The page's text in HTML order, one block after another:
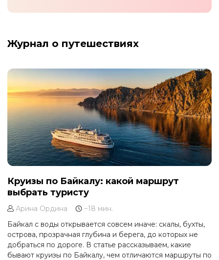
Журнал о путешествиях
Круизы по Байкалу: какой маршрут
выбрать туристу
Арина Ордина
~18 мин.
Байкал с воды открывается совсем иначе: скалы, бухты,
острова, прозрачная глубина и берега, до которых не
добраться по дороге. В статье рассказываем, какие
бывают круизы по Байкалу, чем отличаются маршруты по